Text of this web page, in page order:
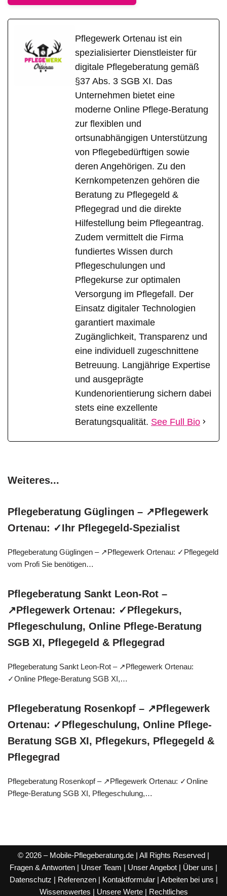
Pflegewerk Ortenau ist ein
spezialisierter Dienstleister für
digitale Pflegeberatung gemäß
§37 Abs. 3 SGB XI. Das
Unternehmen bietet eine
moderne Online Pflege-Beratung
zur flexiblen und
ortsunabhängigen Unterstützung
von Pflegebedürftigen sowie
deren Angehörigen. Zu den
Kernkompetenzen gehören die
Beratung zu Pflegegeld &
Pflegegrad und die direkte
Hilfestellung beim Pflegeantrag.
Zudem vermittelt die Firma
fundiertes Wissen durch
Pflegeschulungen und
Pflegekurse zur optimalen
Versorgung im Pflegefall. Der
Einsatz digitaler Technologien
garantiert maximale
Zugänglichkeit, Transparenz und
eine individuell zugeschnittene
Betreuung. Langjährige Expertise
und ausgeprägte
Kundenorientierung sichern dabei
stets eine exzellente
Beratungsqualität. See Full Bio
Weiteres...
Pflegeberatung Güglingen – ↗️Pflegewerk
Ortenau: ✓Ihr Pflegegeld-Spezialist
Pflegeberatung Güglingen – ↗️Pflegewerk Ortenau: ✓Pflegegeld
vom Profi Sie benötigen…
Pflegeberatung Sankt Leon-Rot –
↗️Pflegewerk Ortenau: ✓Pflegekurs,
Pflegeschulung, Online Pflege-Beratung
SGB XI, Pflegegeld & Pflegegrad
Pflegeberatung Sankt Leon-Rot – ↗️Pflegewerk Ortenau:
✓Online Pflege-Beratung SGB XI,…
Pflegeberatung Rosenkopf – ↗️Pflegewerk
Ortenau: ✓Pflegeschulung, Online Pflege-
Beratung SGB XI, Pflegekurs, Pflegegeld &
Pflegegrad
Pflegeberatung Rosenkopf – ↗️Pflegewerk Ortenau: ✓Online
Pflege-Beratung SGB XI, Pflegeschulung,…
© 2026 – Mobile-Pflegeberatung.de | All Rights Reserved |
Fragen & Antworten | Unser Team | Unser Angebot | Über uns |
Datenschutz | Referenzen| Kontaktformular| Arbeiten bei uns |
Wissenswertes | Unsere Werte| Rechtliches